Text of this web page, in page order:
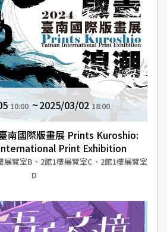
10:00 2025/03/02 18:00
南國際版畫展 Prints Kuroshio:
Print Exhibition
展覽室B、2館1樓展覽室C、2館1樓展覽室
D